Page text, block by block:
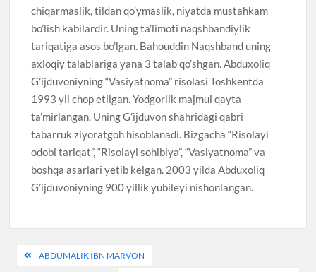
chiqarmaslik, tildan qo’ymaslik, niyatda mustahkam
bo’lish kabilardir. Uning ta’limoti naqshbandiylik
tariqatiga asos bo’lgan. Bahouddin Naqshband uning
axloqiy talablariga yana 3 talab qo’shgan. Abduxoliq
G’ijduvoniyning “Vasiyatnoma” risolasi Toshkentda
1993 yil chop etilgan. Yodgorlik majmui qayta
ta’mirlangan. Uning G’ijduvon shahridagi qabri
tabarruk ziyoratgoh hisoblanadi. Bizgacha “Risolayi
odobi tariqat”, “Risolayi sohibiya”, “Vasiyatnoma” va
boshqa asarlari yetib kelgan. 2003 yilda Abduxoliq
G’ijduvoniyning 900 yillik yubileyi nishonlangan.
PostABDUMALIK IBN MARVON